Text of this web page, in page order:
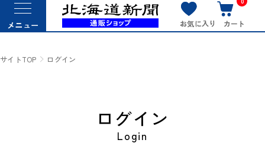
メニュー お気に入り カート
サイトTOP ログイン
ログイン
Login